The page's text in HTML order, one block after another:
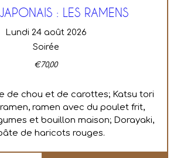
: LES RAMENS
lundi 24 août 2026
Soirée
€70,00
de chou et de carottes; Katsu tori
ramen avec du poulet frit,
et bouillon maison; Dorayaki,
de haricots rouges.